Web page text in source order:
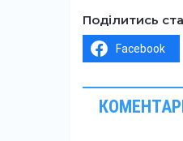
Поділитись
Facebook